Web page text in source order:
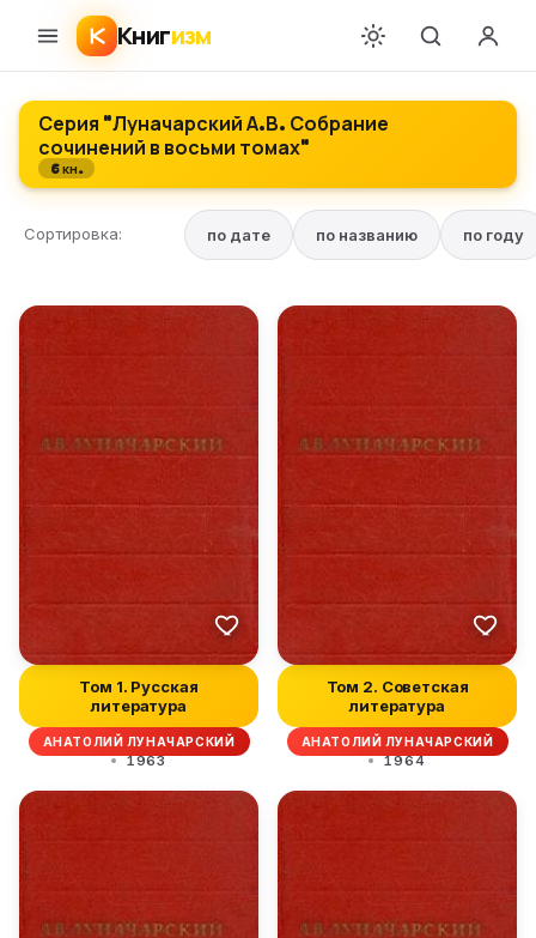
Книгизм
Серия "Луначарский А.В. Собрание
сочинений в восьми томах"
6 кн.
Сортировка: по дате по названию по году
Том 1. Русская
литература
АНАТОЛИЙ ЛУНАЧАРСКИЙ
1963
Том 2. Советская
литература
АНАТОЛИЙ ЛУНАЧАРСКИЙ
1964